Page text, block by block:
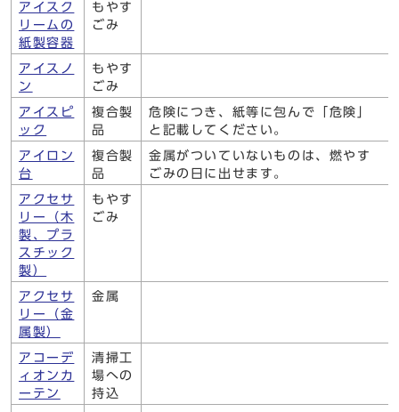
アイスク
リームの
紙製容器
もやす
ごみ
アイスノ
ン
もやす
ごみ
アイスピ
ック
複合製
品
危険につき、紙等に包んで「危険」
と記載してください。
アイロン
台
複合製
品
金属がついていないものは、燃やす
ごみの日に出せます。
アクセサ
リー（木
製、プラ
スチック
製）
もやす
ごみ
アクセサ
リー（金
属製）
金属
アコーデ
ィオンカ
ーテン
清掃工
場への
持込